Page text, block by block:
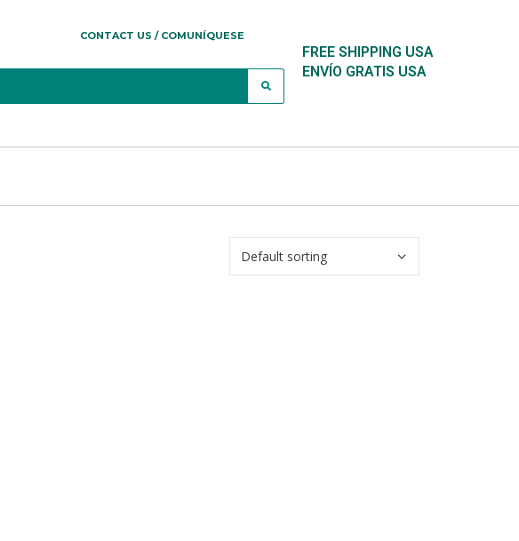
CONTACT US / COMUNÍQUESE
FREE SHIPPING USA
ENVÍO GRATIS USA